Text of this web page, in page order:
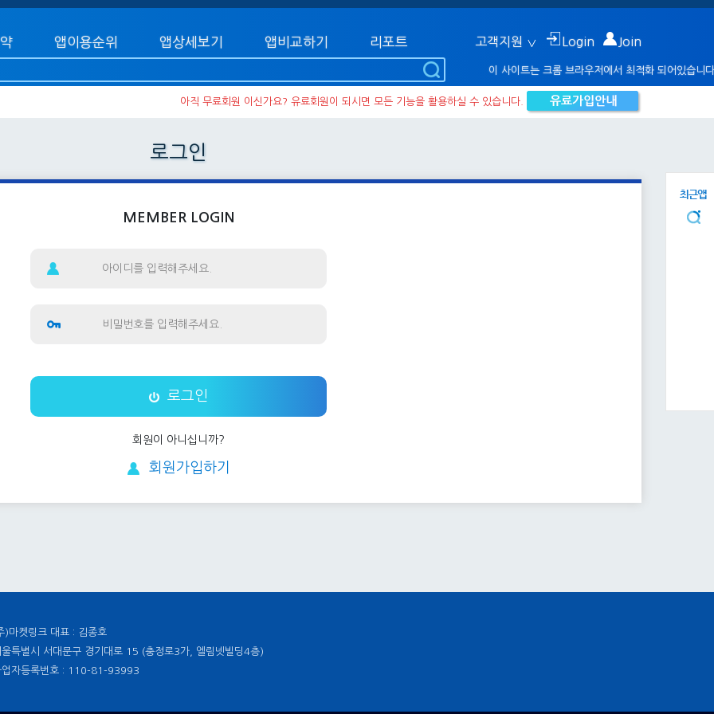
앱이용순위 앱상세보기 앱비교하기 리포트 고객지원 Login Join
이 사이트는 크롬 브라우저에서 최적화 되어있습니
아직 무료회원 이신가요? 유료회원이 되시면 모든 기능을 활용하실 수 있습니다.
로그인
MEMBER LOGIN
로그인
회원이 아니십니까?
회원가입하기
)마켓링크 대표 : 김종호
울특별시 서대문구 경기대로 15 (충정로3가, 엘림넷빌딩4층)
업자등록번호 : 110-81-93993